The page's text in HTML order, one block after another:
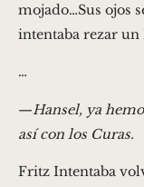
mojado…Sus ojos
intentaba rezar un
…
—Hansel, ya
así con los Curas.
Fritz Intentaba